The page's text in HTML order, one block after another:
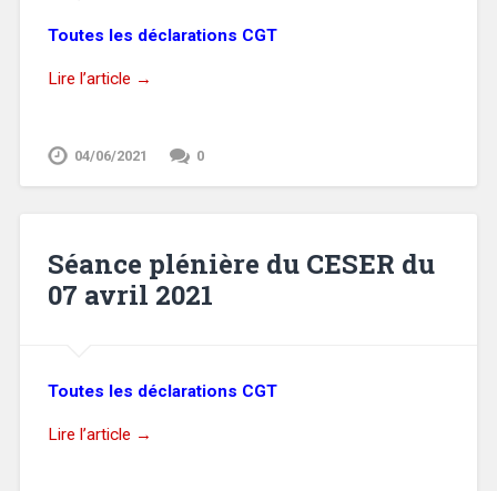
Toutes les déclarations CGT
Lire l’article →
04/06/2021 0
Séance plénière du CESER du
07 avril 2021
Toutes les déclarations CGT
Lire l’article →